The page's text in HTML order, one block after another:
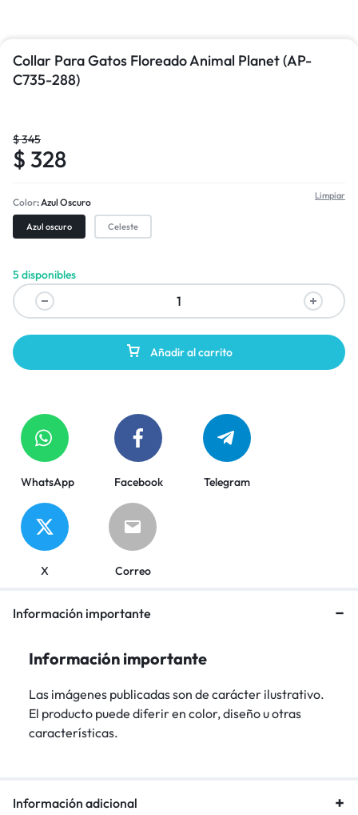
Collar Para Gatos Floreado Animal Planet (AP-
C735-288)
$345
$ 328
Color Azul Oscuro
Azul oscuro Celeste
Limpiar
5 disponibles
Añadir al carrito
WhatsApp Facebook Telegram
X Correo
Información importante
Información importante
Las imágenes publicadas son de carácter ilustrativo.
El producto puede diferir en color, diseño u otras
características.
Información adicional